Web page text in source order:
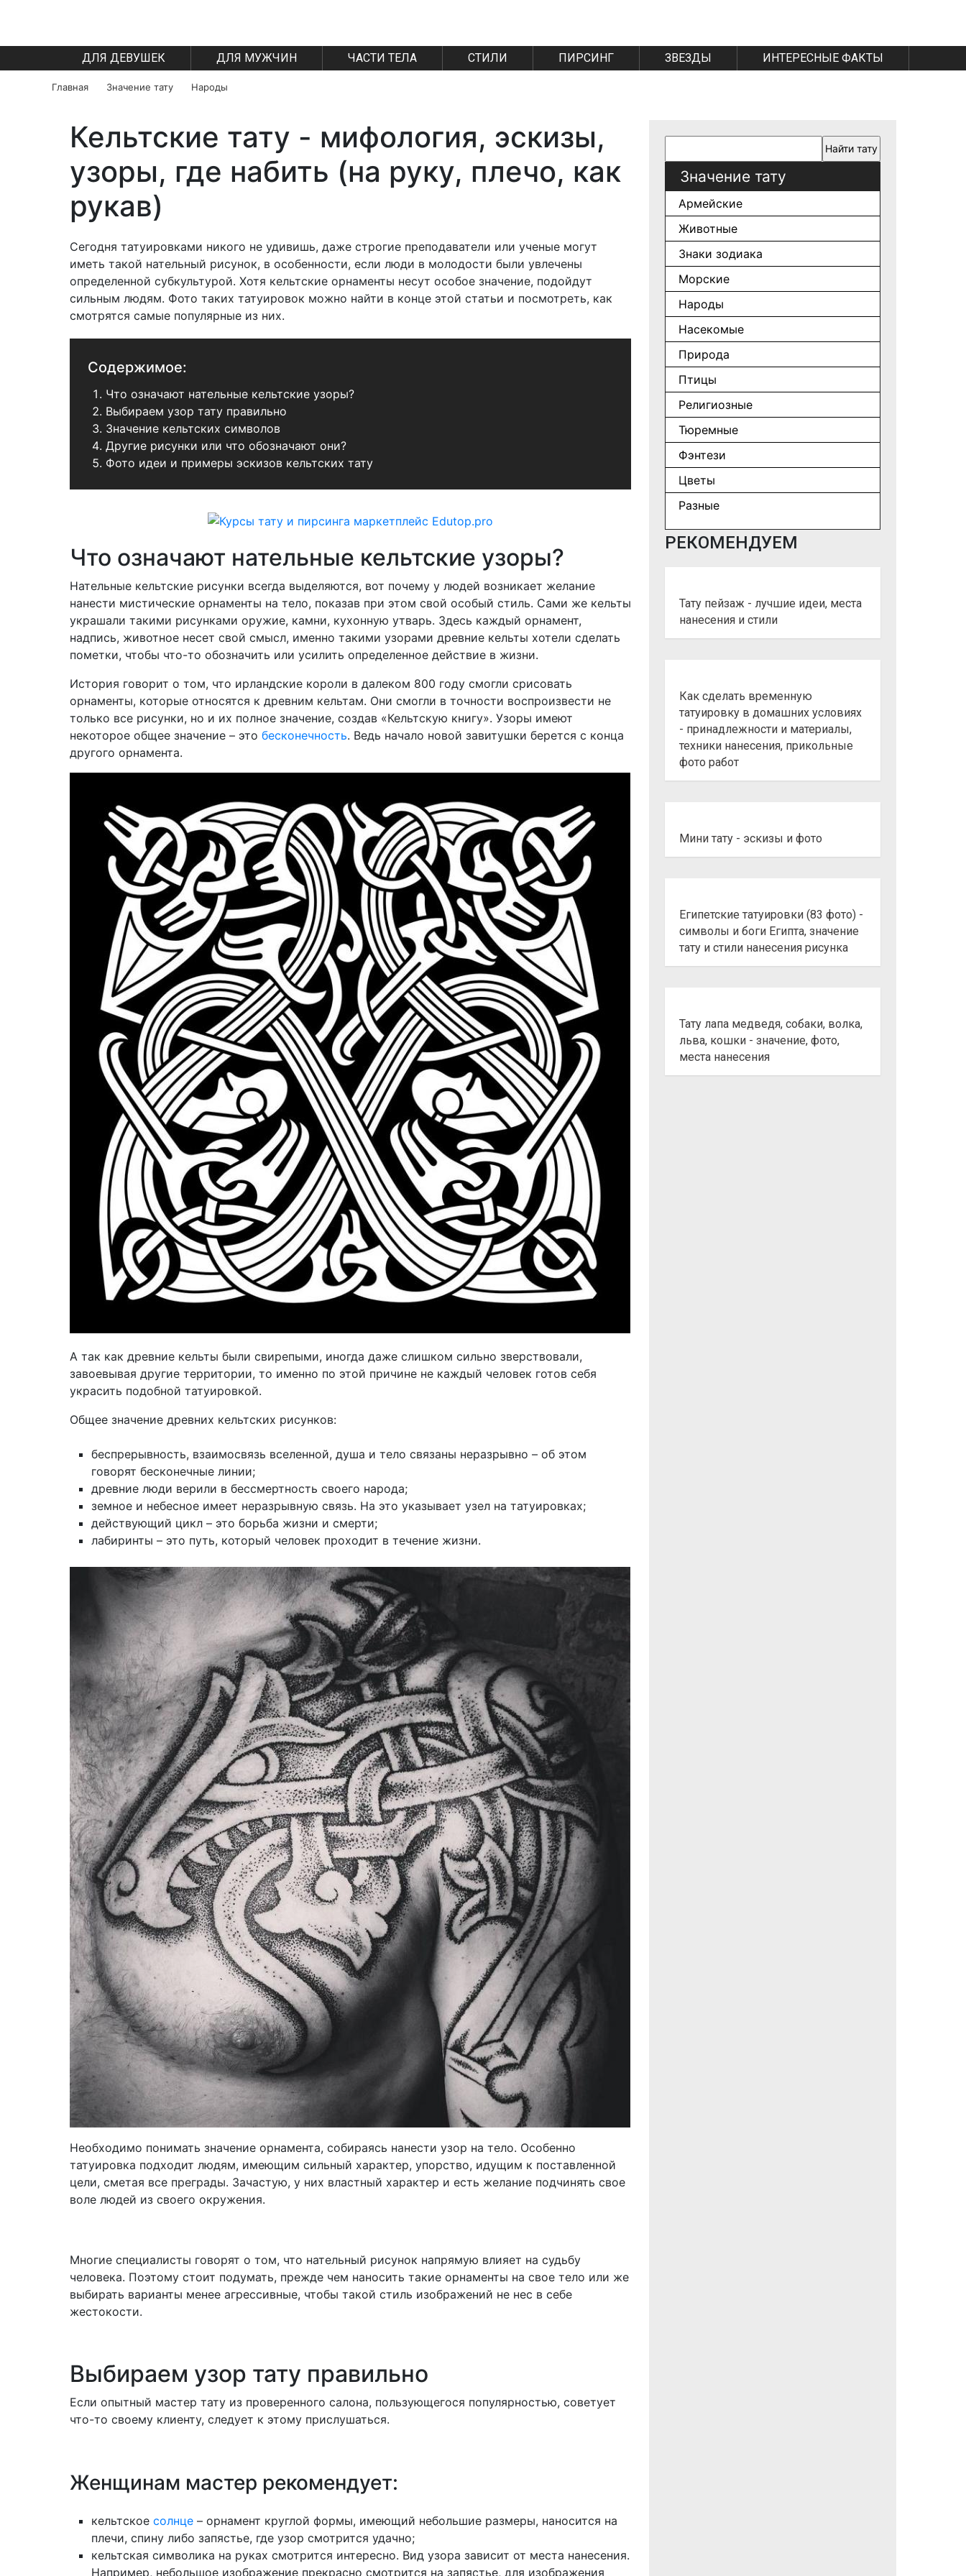
ДЛЯ ДЕВУШЕК ДЛЯ МУЖЧИН ЧАСТИ ТЕЛА СТИЛИ ПИРСИНГ ЗВЕЗДЫ ИНТЕРЕСНЫЕ ФАКТЫ
Главная Значение тату Народы
Кельтские тату - мифология, эскизы,
узоры, где набить (на руку, плечо, как
рукав)
Сегодня татуировками никого не удивишь, даже строгие преподаватели или ученые могут
иметь такой нательный рисунок, в особенности, если люди в молодости были увлечены
определенной субкультурой. Хотя кельтские орнаменты несут особое значение, подойдут
сильным людям. Фото таких татуировок можно найти в конце этой статьи и посмотреть, как
смотрятся самые популярные из них.
Содержимое:
Что означают нательные кельтские узоры?
Выбираем узор тату правильно
Значение кельтских символов
Другие рисунки или что обозначают они?
Фото идеи и примеры эскизов кельтских тату
Что означают нательные кельтские узоры?
Нательные кельтские рисунки всегда выделяются, вот почему у людей возникает желание
нанести мистические орнаменты на тело, показав при этом свой особый стиль. Сами же кельты
украшали такими рисунками оружие, камни, кухонную утварь. Здесь каждый орнамент,
надпись, животное несет свой смысл, именно такими узорами древние кельты хотели сделать
пометки, чтобы что-то обозначить или усилить определенное действие в жизни.
История говорит о том, что ирландские короли в далеком 800 году смогли срисовать
орнаменты, которые относятся к древним кельтам. Они смогли в точности воспроизвести не
только все рисунки, но и их полное значение, создав «Кельтскую книгу». Узоры имеют
некоторое общее значение – это бесконечность. Ведь начало новой завитушки берется с конца
другого орнамента.
А так как древние кельты были свирепыми, иногда даже слишком сильно зверствовали,
завоевывая другие территории, то именно по этой причине не каждый человек готов себя
украсить подобной татуировкой.
Общее значение древних кельтских рисунков:
беспрерывность, взаимосвязь вселенной, душа и тело связаны неразрывно – об этом
говорят бесконечные линии;
древние люди верили в бессмертность своего народа;
земное и небесное имеет неразрывную связь. На это указывает узел на татуировках;
действующий цикл – это борьба жизни и смерти;
лабиринты – это путь, который человек проходит в течение жизни.
Необходимо понимать значение орнамента, собираясь нанести узор на тело. Особенно
татуировка подходит людям, имеющим сильный характер, упорство, идущим к поставленной
цели, сметая все преграды. Зачастую, у них властный характер и есть желание подчинять свое
воле людей из своего окружения.
Многие специалисты говорят о том, что нательный рисунок напрямую влияет на судьбу
человека. Поэтому стоит подумать, прежде чем наносить такие орнаменты на свое тело или же
выбирать варианты менее агрессивные, чтобы такой стиль изображений не нес в себе
жестокости.
Выбираем узор тату правильно
Если опытный мастер тату из проверенного салона, пользующегося популярностью, советует
что-то своему клиенту, следует к этому прислушаться.
Женщинам мастер рекомендует:
кельтскоесолнце– орнамент круглой формы, имеющий небольшие размеры, наносится на
плечи, спину либо запястье, где узор смотрится удачно;
кельтская символика на руках смотрится интересно. Вид узора зависит от места нанесения.
Например, небольшое изображение прекрасно смотрится на запястье, для изображения
Значение тату
Армейские
Животные
Знаки зодиака
Морские
Народы
Насекомые
Природа
Птицы
Религиозные
Тюремные
Фэнтези
Цветы
Разные
РЕКОМЕНДУЕМ
Тату пейзаж - лучшие идеи, места
нанесения и стили
Как сделать временную
татуировку в домашних условиях
- принадлежности и материалы,
техники нанесения, прикольные
фото работ
Мини тату - эскизы и фото
Египетские татуировки (83 фото) -
символы и боги Египта, значение
тату и стили нанесения рисунка
Тату лапа медведя, собаки, волка,
льва, кошки - значение, фото,
места нанесения